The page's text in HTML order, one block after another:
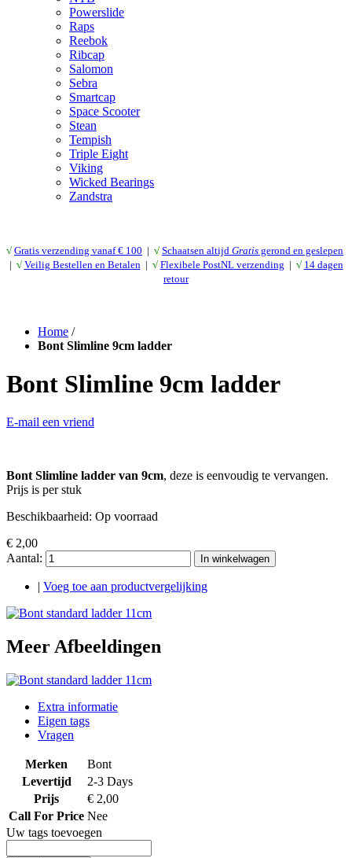
Powerslide
Raps
Reebok
Ribcap
Salomon
Sebra
Smartcap
Space Scooter
Stean
Tempish
Triple Eight
Viking
Wicked Bearings
Zandstra
√ Gratis verzending vanaf € 100 | √ Schaatsen altijd Gratis gerond en geslepen
| √ Veilig Bestellen en Betalen | √ Flexibele PostNL verzending | √ 14 dagen
retour
Home /
Bont Slimline 9cm ladder
Bont Slimline 9cm ladder
E-mail een vriend
Bont Slimline ladder van 9cm, deze is eenvoudig te vervangen.
Prijs is per stuk
Beschikbaarheid: Op voorraad
€ 2,00
Aantal:
In winkelwagen
Voeg toe aan productvergelijking
Meer Afbeeldingen
Extra informatie
Eigen tags
Vragen
Merken
Bont
Levertijd
2-3 Days
Prijs
€ 2,00
Call For Price Nee
Uw tags toevoegen